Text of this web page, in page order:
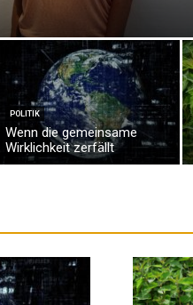
POLITIK
Wenn die gemeinsame
Wirklichkeit zerfällt